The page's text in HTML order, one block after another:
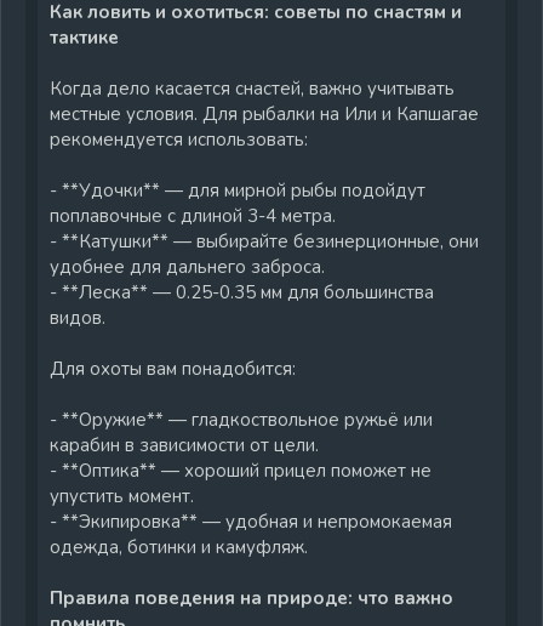
Как ловить и охотиться: советы по снастям и
тактике
Когда дело касается снастей, важно учитывать
местные условия. Для рыбалки на Или и Капшагае
рекомендуется использовать:
- **Удочки** — для мирной рыбы подойдут
поплавочные с длиной 3-4 метра.
- **Катушки** — выбирайте безинерционные, они
удобнее для дальнего заброса.
- **Леска** — 0.25-0.35 мм для большинства
видов.
Для охоты вам понадобится:
- **Оружие** — гладкоствольное ружьё или
карабин в зависимости от цели.
- **Оптика** — хороший прицел поможет не
упустить момент.
- **Экипировка** — удобная и непромокаемая
одежда, ботинки и камуфляж.
Правила поведения на природе: что важно